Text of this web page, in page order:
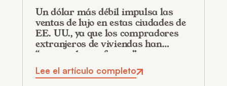
Un dólar más débil impulsa las
ventas de lujo en estas ciudades de
EE. UU., ya que los compradores
extranjeros de viviendas han
“regresado con fuerza”
Lee el artículo completo